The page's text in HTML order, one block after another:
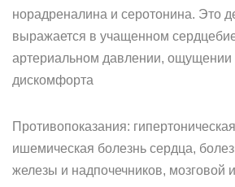
норадреналина и серотонина. Это
выражается в учащенном
артериальном давлении, ощущении
дискомфорта
Противопоказания:
ишемическая болезнь сердца,
железы и надпочечников, мозговой